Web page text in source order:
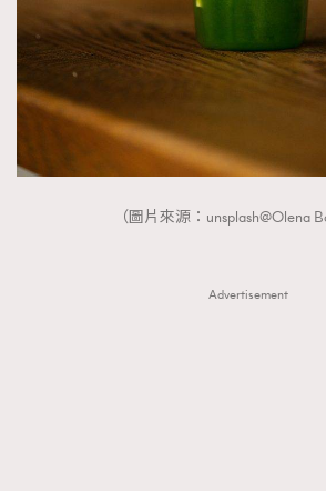
（圖片來源：unsplash@Olena
Advertisement